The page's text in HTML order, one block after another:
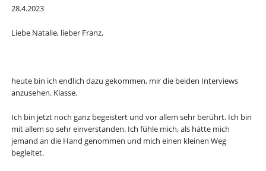
28.4.2023
Liebe Natalie, lieber Franz,
heute bin ich endlich dazu gekommen, mir die beiden Interviews
anzusehen. Klasse.
Ich bin jetzt noch ganz begeistert und vor allem sehr berührt. Ich bin
mit allem so sehr einverstanden. Ich fühle mich, als hätte mich
jemand an die Hand genommen und mich einen kleinen Weg
begleitet.